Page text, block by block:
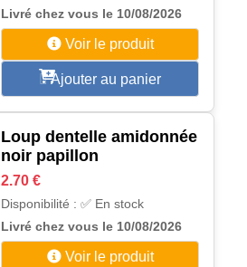
Livré chez vous le 10/08/2026
Voir le produit
Ajouter au panier
Loup dentelle amidonnée
noir papillon
2.70 €
Disponibilité : ✅ En stock
Livré chez vous le 10/08/2026
Voir le produit